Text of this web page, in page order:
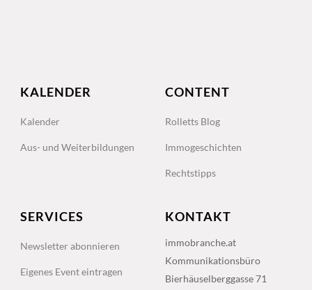
KALENDER
Kalender
Aus- und Weiterbildungen
CONTENT
Rolletts Blog
Immogeschichten
Rechtstipps
SERVICES
Newsletter abonnieren
Eigenes Event eintragen
KONTAKT
immobranche.at
Kommunikationsbüro
Bierhäuselberggasse 71